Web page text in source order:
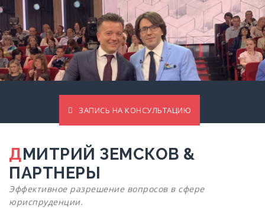
ЗАПИСЬ НА КОНСУЛЬТАЦИЮ
ДМИТРИЙ ЗЕМСКОВ &
ПАРТНЕРЫ
Эффективное разрешение вопросов в сфере
юриспруденции.